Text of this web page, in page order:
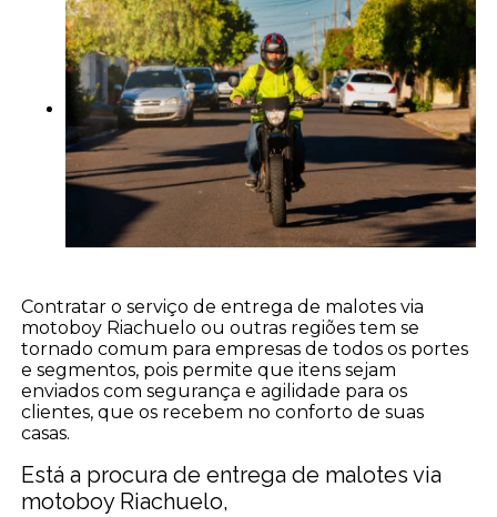
Contratar o serviço de entrega de malotes via
motoboy Riachuelo ou outras regiões tem se
tornado comum para empresas de todos os portes
e segmentos, pois permite que itens sejam
enviados com segurança e agilidade para os
clientes, que os recebem no conforto de suas
casas.
Está a procura de entrega de malotes via
motoboy Riachuelo,